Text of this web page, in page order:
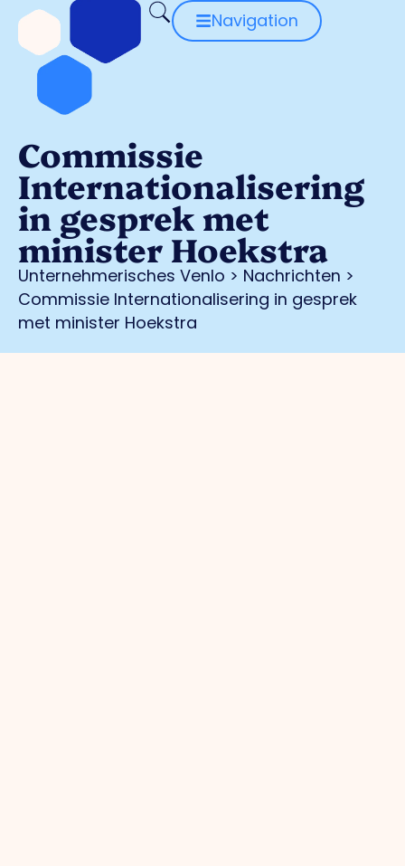
Navigation
Commissie
Internationalisering
in gesprek met
minister Hoekstra
Unternehmerisches Venlo > Nachrichten >
Commissie Internationalisering in gesprek
met minister Hoekstra